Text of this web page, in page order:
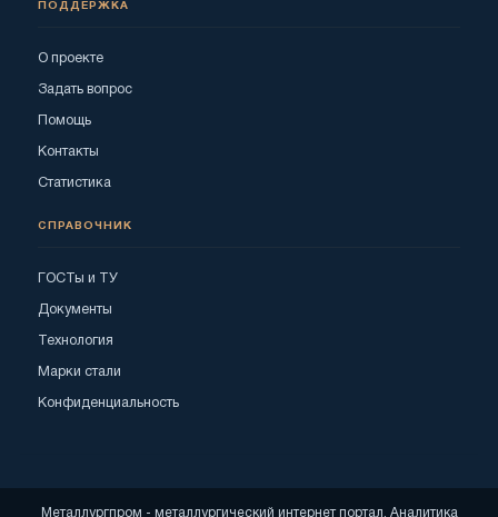
ПОДДЕРЖКА
О проекте
Задать вопрос
Помощь
Контакты
Статистика
СПРАВОЧНИК
ГОСТы и ТУ
Документы
Технология
Марки стали
Конфиденциальность
Металлургпром - металлургический интернет портал. Аналитика